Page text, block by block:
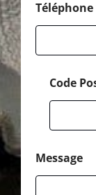
Téléphone
Code
Message